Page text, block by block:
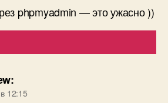
phpmyadmin — это ужасно ))
:
12:15